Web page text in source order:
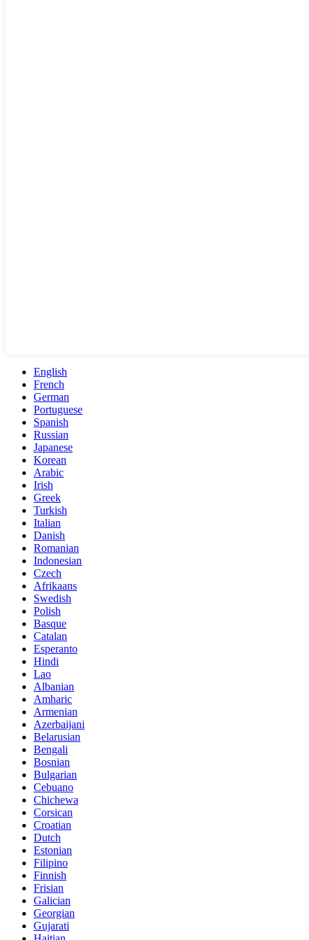
English
French
German
Portuguese
Spanish
Russian
Japanese
Korean
Arabic
Irish
Greek
Turkish
Italian
Danish
Romanian
Indonesian
Czech
Afrikaans
Swedish
Polish
Basque
Catalan
Esperanto
Hindi
Lao
Albanian
Amharic
Armenian
Azerbaijani
Belarusian
Bengali
Bosnian
Bulgarian
Cebuano
Chichewa
Corsican
Croatian
Dutch
Estonian
Filipino
Finnish
Frisian
Galician
Georgian
Gujarati